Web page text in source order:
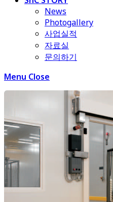
News
Photogallery
사업실적
자료실
문의하기
Menu Close